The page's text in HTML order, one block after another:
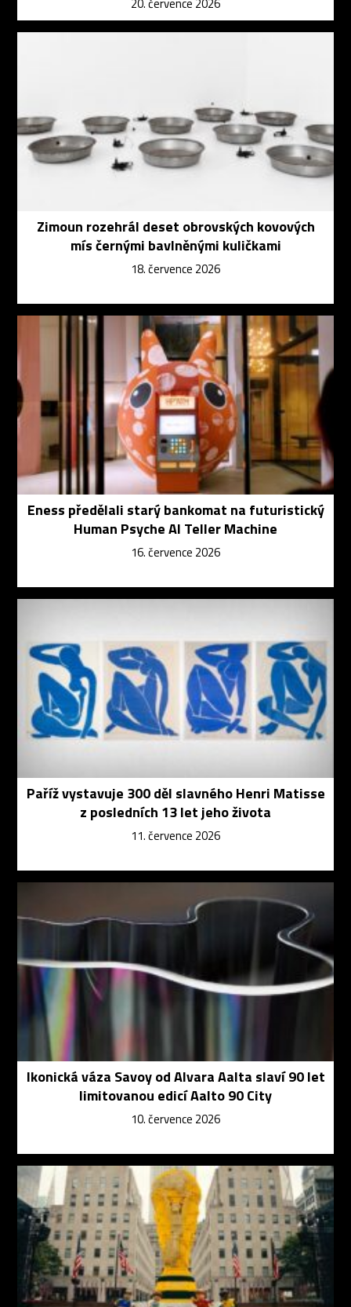
20. července 2026
Zimoun rozehrál deset obrovských kovových
mís černými bavlněnými kuličkami
18. července 2026
Eness předělali starý bankomat na futuristický
Human Psyche AI Teller Machine
16. července 2026
Paříž vystavuje 300 děl slavného Henri Matisse
z posledních 13 let jeho života
11. července 2026
Ikonická váza Savoy od Alvara Aalta slaví 90 let
limitovanou edicí Aalto 90 City
10. července 2026